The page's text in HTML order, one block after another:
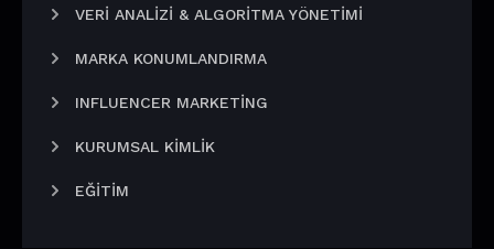
VERI ANALIZI & ALGORITMA YÖNETIMI
MARKA KONUMLANDIRMA
INFLUENCER MARKETING
KURUMSAL KIMLIK
EĞITIM